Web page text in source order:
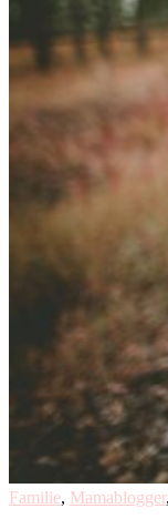
Familie, Mamablogger,